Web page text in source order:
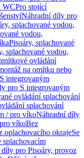
WCPro stojící
Náhradní díly pro
splachované vodou,
vodou,
Pisoáry, splachované
splachované vodou,
ovládání
na omítku nebo
S integrovaným
pro S integrovaným
ovládání splachování
splachování
/ pro víkoNáhradní díly
víkoBez
oplachovacího okrajeSe
splachovacím
pro Pisoáry, provoz